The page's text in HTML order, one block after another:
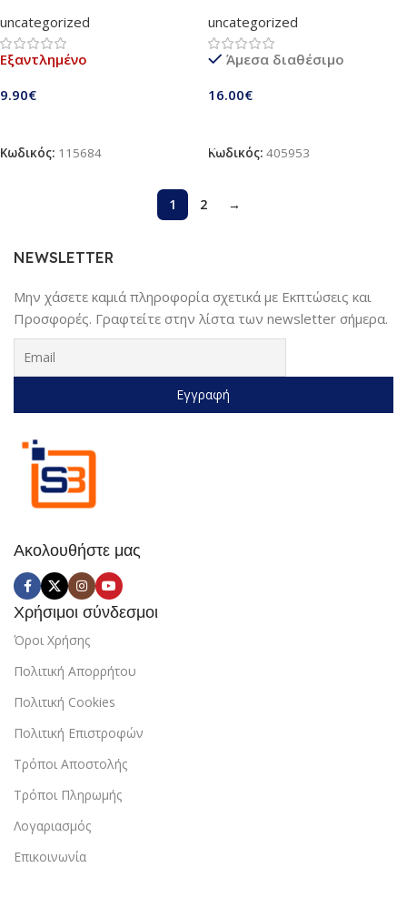
I (3423480)
uncategorized
Εξαντλημένο
9.90€
Κωδικός: 115684
uncategorized
Άμεσα διαθέσιμο
16.00€
Κωδικός: 405953
1 2 →
Ακολουθήστε μας
Χρήσιμοι σύνδεσμοι
Όροι Χρήσης
Πολιτική Απορρήτου
Πολιτική Cookies
Πολιτική Επιστροφών
Τρόποι Αποστολής
Τρόποι Πληρωμής
Λογαριασμός
Επικοινωνία
NEWSLETTER
Μην χάσετε καμιά πληροφορία σχετικά με Εκπτώσεις και
Προσφορές. Γραφτείτε στην λίστα των newsletter σήμερα.